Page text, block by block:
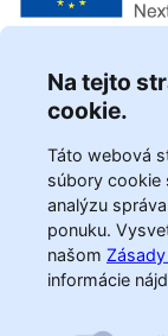
Na tejto
cookie.
Táto webová
súbory cookie
analýzu
ponuku.
našom
informácie